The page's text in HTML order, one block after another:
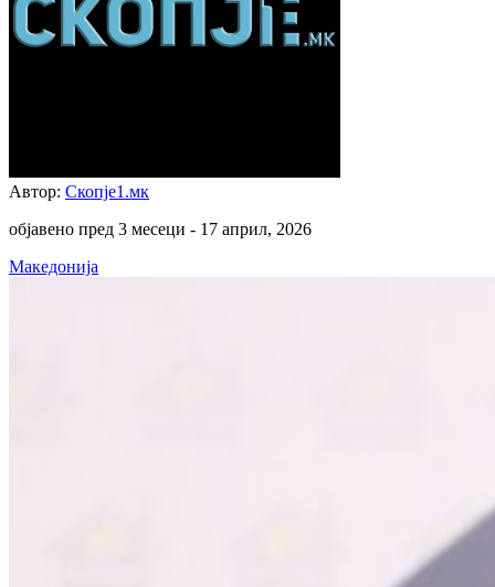
Автор: Скопје1.мк
објавено пред 3 месеци - 17 април, 2026
Македонија